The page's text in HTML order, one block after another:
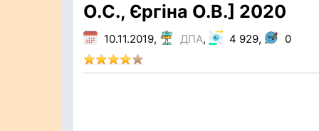
О.С., Єргіна О.В.] 2020
10.11.2019, ДПА, 4 929, 0